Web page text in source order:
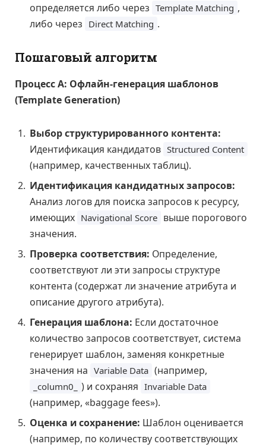
определяется либо через Template Matching ,
либо через Direct Matching .
Пошаговый алгоритм
Процесс А: Офлайн-генерация шаблонов
(Template Generation)
Выбор структурированного контента:
Идентификация кандидатов Structured Content
(например, качественных таблиц).
Идентификация кандидатных запросов:
Анализ логов для поиска запросов к ресурсу,
имеющих Navigational Score выше порогового
значения.
Проверка соответствия: Определение,
соответствуют ли эти запросы структуре
контента (содержат ли значение атрибута и
описание другого атрибута).
Генерация шаблона: Если достаточное
количество запросов соответствует, система
генерирует шаблон, заменяя конкретные
значения на Variable Data (например,
_column0_ ) и сохраняя Invariable Data
(например, «baggage fees»).
Оценка и сохранение: Шаблон оценивается
(например, по количеству соответствующих